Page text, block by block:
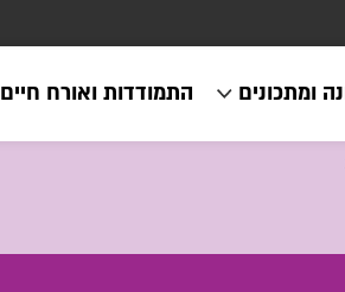
ומתכונים התמודדות ואורח חיים